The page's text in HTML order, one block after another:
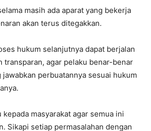
masih ada aparat yang bekerja
akan terus ditegakkan.
hukum selanjutnya dapat berjalan
transparan, agar pelaku benar-benar
perbuatannya sesuai hukum
kepada masyarakat agar semua ini
Sikapi setiap permasalahan dengan